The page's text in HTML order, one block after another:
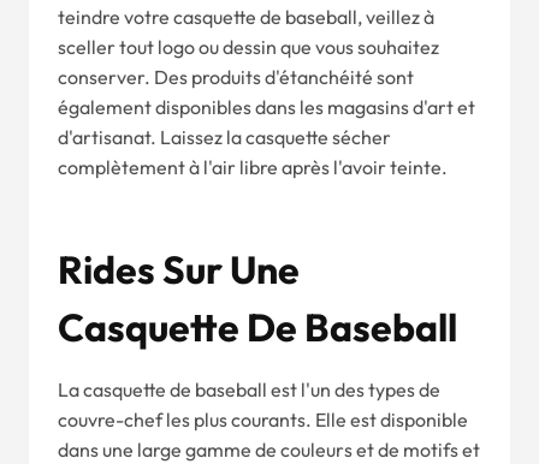
teindre votre casquette de baseball, veillez à
sceller tout logo ou dessin que vous souhaitez
conserver. Des produits d'étanchéité sont
également disponibles dans les magasins d'art et
d'artisanat. Laissez la casquette sécher
complètement à l'air libre après l'avoir teinte.
Rides Sur Une
Casquette De Baseball
La casquette de baseball est l'un des types de
couvre-chef les plus courants. Elle est disponible
dans une large gamme de couleurs et de motifs et